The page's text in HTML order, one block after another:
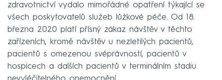
zdravotnictví vydalo mimořádné opatření týkající se
všech poskytovatelů služeb lůžkové péče. Od 18.
března 2020 platí přísný zákaz návštěv v těchto
zařízeních, kromě návštěv u nezletilých pacientů,
pacientů s omezenou svéprávností, pacientů v
hospicech a dalších pacientů v terminálním stadiu